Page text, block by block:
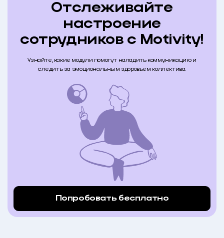
Отслеживайте
настроение
сотрудников с Motivity!
Узнайте, какие модули помогут наладить коммуникацию и
следить за эмоциональным здоровьем коллектива.
Попробовать бесплатно